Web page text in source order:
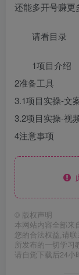
还能多开号赚更
请看目录
1项目介绍
2准备工具
3.1项目实操-文
3.2项目实操-视
4注意事项
© 版权声明
本网站内容全部来
您的合法权益,请
所发布的一切学习
请自觉下载后24小